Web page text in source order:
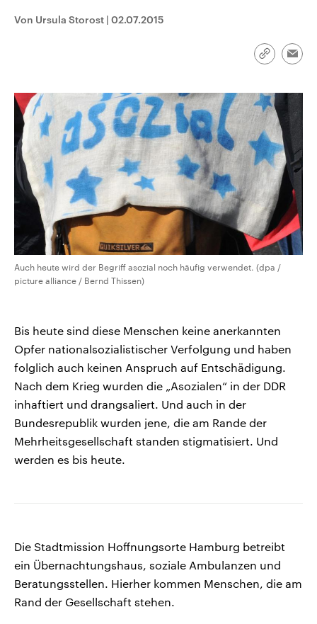
und Hintergründe zu den Parteien
und Kandidaten der anstehenden
Sendungen Programm
Von Ursula Storost | 02.07.2015
Link
Auch heute wird der Begriff asozial noch häufig verwendet. (dpa /
picture alliance / Bernd Thissen)
Bis heute sind diese Menschen keine anerkannten
Opfer nationalsozialistischer Verfolgung und haben
folglich auch keinen Anspruch auf Entschädigung.
Nach dem Krieg wurden die „Asozialen“ in der DDR
inhaftiert und drangsaliert. Und auch in der
Bundesrepublik wurden jene, die am Rande der
Mehrheitsgesellschaft standen stigmatisiert. Und
werden es bis heute.
Die Stadtmission Hoffnungsorte Hamburg betreibt
ein Übernachtungshaus, soziale Ambulanzen und
Beratungsstellen. Hierher kommen Menschen, die am
Rand der Gesellschaft stehen.